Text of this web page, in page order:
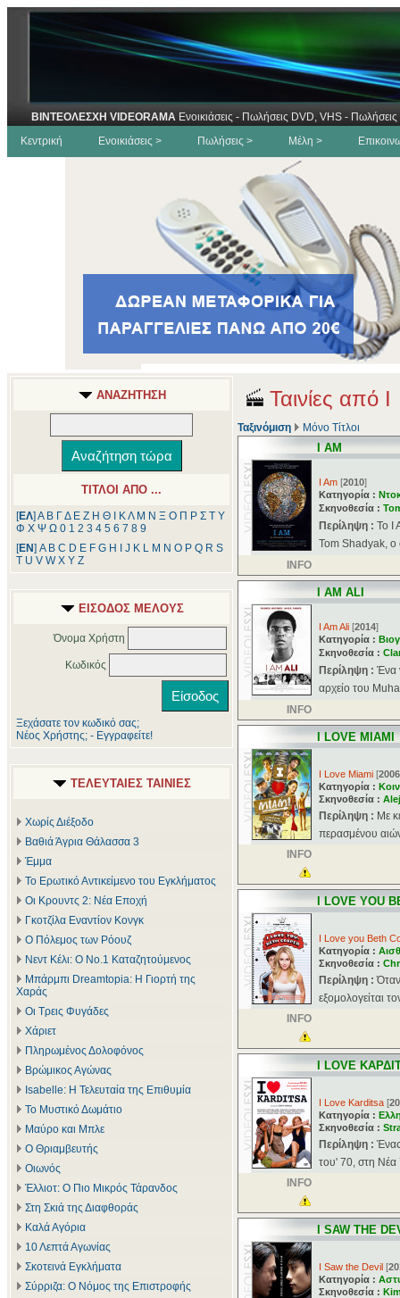
ΒΙΝΤΕΟΛΕΣΧΗ VIDEORAMA Ενοικιάσεις - Πωλήσεις DVD, VHS -
Κεντρική
Ενοικιάσεις > Πωλήσεις > Μέλη >
ΑΝΑΖΗΤΗΣΗ
ΤΙΤΛΟΙ ΑΠΟ ...
[ΕΛ] Α Β ΓΔ Ε Ζ Η Θ ΚΛ Μ Ν Ξ Ο Π Ρ Σ Τ Υ
Φ Χ Ψ Ω 0 1 2 3 4 5 6 7 8 9
[ΕΝ] A B C D E F G H J K L M N O P Q R S
T U V W X Y Z
ΕΙΣΟΔΟΣ ΜΕΛΟΥΣ
Όνομα Χρήστη
Κωδικός
Ξεχάσατε τον κωδικό σας;
Νέος Χρήστης; - Εγγραφείτε!
ΤΕΛΕΥΤΑΙΕΣ ΤΑΙΝΙΕΣ
Χωρίς Διέξοδο
Βαθιά Άγρια Θάλασσα 3
Έμμα
Το Ερωτικό Αντικείμενο του Εγκλήματος
Οι Κρουντς 2: Νέα Εποχή
Γκοτζίλα Εναντίον Κονγκ
Ο Πόλεμος των Ρόουζ
Νεντ Κέλι: Ο Νο.1 Καταζητούμενος
Μπάρμπι Dreamtopia: Η Γιορτή της
Χαράς
Οι Τρεις Φυγάδες
Χάριετ
Πληρωμένος Δολοφόνος
Βρώμικος Αγώνας
Isabelle: Η Τελευταία της Επιθυμία
Το Μυστικό Δωμάτιο
Μαύρο και Μπλε
Ο Θριαμβευτής
Οιωνός
Έλλιοτ: Ο Πιο Μικρός Τάρανδος
Στη Σκιά της Διαφθοράς
Καλά Αγόρια
10 Λεπτά Αγωνίας
Σκοτεινά Εγκλήματα
Σύρριζα: Ο Νόμος της Επιστροφής
Ταινίες από I
Ταξινόμιση Μόνο Τίτλοι
I AM
I Am [2010]
Κατηγορία :
Σκηνοθεσία :
Περίληψη : Το I
Tom Shadyak, ο
INFO
I AM ALI
I Am Ali [2014]
Κατηγορία :
Σκηνοθεσία :
Περίληψη : Ένα
αρχείο του
INFO
I LOVE MIAMI
I Love Miami [2006
Κατηγορία :
Σκηνοθεσία :
Περίληψη : Με
περασμένου
INFO
I LOVE YOU
I Love you Beth
Κατηγορία :
Σκηνοθεσία :
Περίληψη :
εξομολογείται
INFO
I LOVE
I Love Karditsa [
Κατηγορία :
Σκηνοθεσία :
Περίληψη :
του' 70, στη
INFO
I SAW THE
I Saw the Devil [
Κατηγορία :
Σκηνοθεσία :